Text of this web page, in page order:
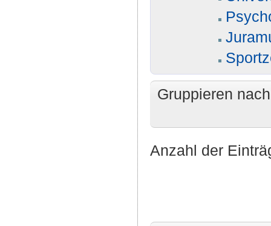
Gruppieren
Anzahl der